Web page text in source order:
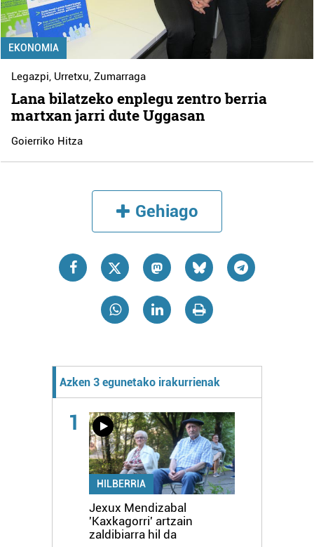
EKONOMIA
Legazpi, Urretxu,Zumarraga
Lana bilatzeko enplegu zentro berria
martxan jarri dute Uggasan
Goierriko Hitza
Gehiago
Azken 3 egunetako irakurrienak
1
HILBERRIA
Jexux Mendizabal
'Kaxkagorri' artzain
zaldibiarra hil da